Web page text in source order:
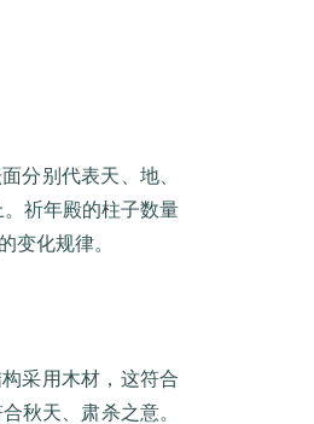
分别代表天、地、
。祈年殿的柱子数量
变化规律。
采用木材，这符合
秋天、肃杀之意。